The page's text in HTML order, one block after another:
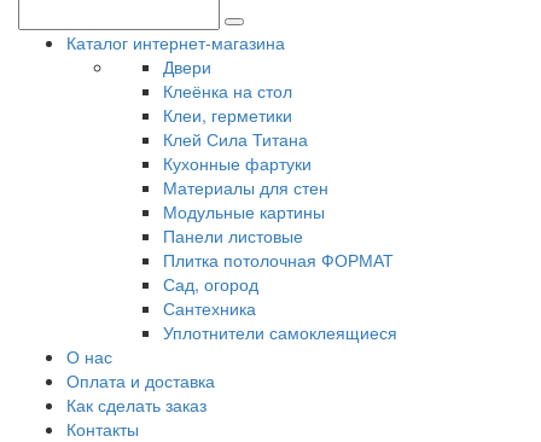
Каталог интернет-магазина
Двери
Клеёнка на стол
Клеи, герметики
Клей Сила Титана
Кухонные фартуки
Материалы для стен
Модульные картины
Панели листовые
Плитка потолочная ФОРМАТ
Сад, огород
Сантехника
Уплотнители самоклеящиеся
О нас
Оплата и доставка
Как сделать заказ
Контакты